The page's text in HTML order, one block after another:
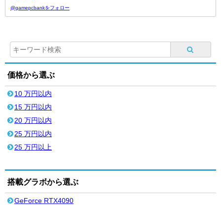
@gamepcbankをフォロー
価格から選ぶ
10 万円以内
15 万円以内
20 万円以内
25 万円以内
25 万円以上
搭載グラボから選ぶ
GeForce RTX4090